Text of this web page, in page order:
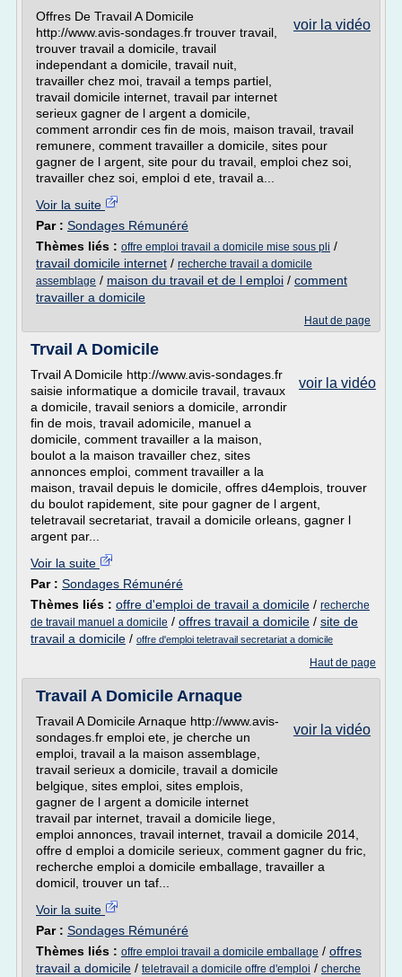
voir la vidéo
Offres De Travail A Domicile
http://www.avis-sondages.fr trouver travail,
trouver travail a domicile, travail
independant a domicile, travail nuit,
travailler chez moi, travail a temps partiel,
travail domicile internet, travail par internet
serieux gagner de l argent a domicile,
comment arrondir ces fin de mois, maison travail, travail
remunere, comment travailler a domicile, sites pour
gagner de l argent, site pour du travail, emploi chez soi,
travailler chez soi, emploi d ete, travail a...
Voir la suite
Par : Sondages Rémunéré
Thèmes liés : offre emploi travail a domicile mise sous pli /
travail domicile internet / recherche travail a domicile
assemblage / maison du travail et de l emploi / comment
travailler a domicile
Haut de page
Trvail A Domicile
voir la vidéo
Trvail A Domicile http://www.avis-sondages.fr
saisie informatique a domicile travail, travaux
a domicile, travail seniors a domicile, arrondir
fin de mois, travail adomicile, manuel a
domicile, comment travailler a la maison,
boulot a la maison travailler chez, sites
annonces emploi, comment travailler a la
maison, travail depuis le domicile, offres d4emplois, trouver
du boulot rapidement, site pour gagner de l argent,
teletravail secretariat, travail a domicile orleans, gagner l
argent par...
Voir la suite
Par : Sondages Rémunéré
Thèmes liés : offre d'emploi de travail a domicile / recherche
de travail manuel a domicile / offres travail a domicile / site de
travail a domicile / offre d'emploi teletravail secretariat a domicile
Haut de page
Travail A Domicile Arnaque
voir la vidéo
Travail A Domicile Arnaque http://www.avis-
sondages.fr emploi ete, je cherche un
emploi, travail a la maison assemblage,
travail serieux a domicile, travail a domicile
belgique, sites emploi, sites emplois,
gagner de l argent a domicile internet
travail par internet, travail a domicile liege,
emploi annonces, travail internet, travail a domicile 2014,
offre d emploi a domicile serieux, comment gagner du fric,
recherche emploi a domicile emballage, travailler a
domicil, trouver un taf...
Voir la suite
Par : Sondages Rémunéré
Thèmes liés : offre emploi travail a domicile emballage / offres
travail a domicile / teletravail a domicile offre d'emploi / cherche